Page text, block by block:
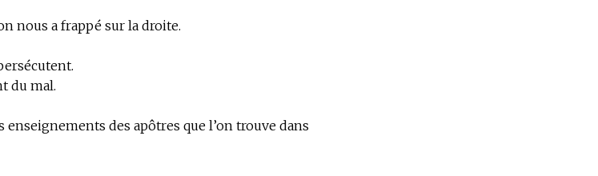
nous a frappé sur la droite.
du mal.
enseignements des apôtres que l’on trouve dans